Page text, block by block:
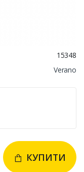
15348
Verano
КУПИТИ